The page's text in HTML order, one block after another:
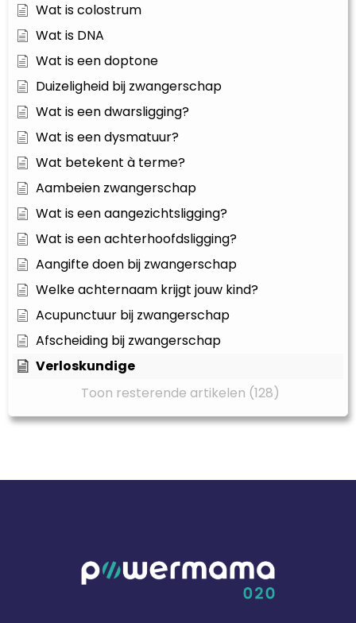
Wat is colostrum
Wat is DNA
Wat is een doptone
Duizeligheid bij zwangerschap
Wat is een dwarsligging?
Wat is een dysmatuur?
Wat betekent à terme?
Aambeien zwangerschap
Wat is een aangezichtsligging?
Wat is een achterhoofdsligging?
Aangifte doen bij zwangerschap
Welke achternaam krijgt jouw kind?
Acupunctuur bij zwangerschap
Afscheiding bij zwangerschap
Verloskundige
Toon resterende artikelen (128)